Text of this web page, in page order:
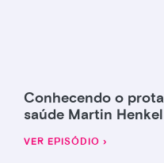
Conhecendo o
saúde Martin Henkel
VER EPISÓDIO ›